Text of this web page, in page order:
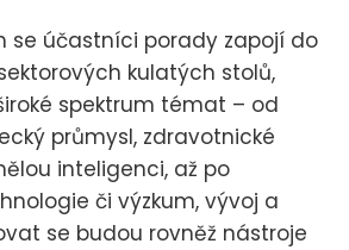
se účastníci porady zapojí do
kulatých stolů,
spektrum témat – od
průmysl, zdravotnické
inteligenci, až po
či výzkum, vývoj a
se budou rovněž nástroje